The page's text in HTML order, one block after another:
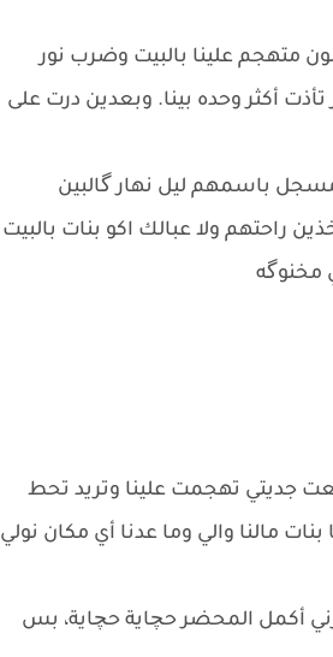
علينا بالبيت وضرب نور
أكثر وحده بينا. وبعدين درت على
مسجل باسمهم ليل نهار گالبين
راحتهم ولا عبالك اكو بنات بالبيت
مخنوگه
جديتي تهجمت علينا وتريد تحط
مالنا والي وما عدنا أي مكان نولي
أكمل المحضر حچاية حچاية، بس